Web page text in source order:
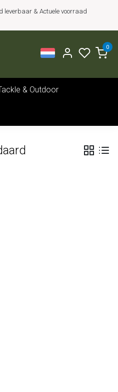
leverbaar & Actuele voorraad
0
& Outdoor